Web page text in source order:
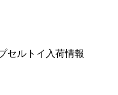
セルトイ入荷情報